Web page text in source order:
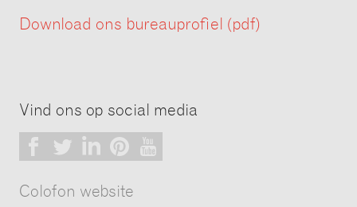
Download ons bureauprofiel (pdf)
Vind ons op social media
Colofon website